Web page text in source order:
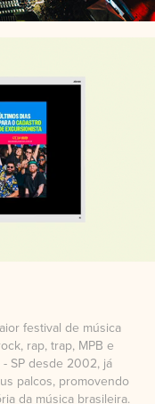
festival de música
rap, trap, MPB e
SP desde 2002, já
palcos, promovendo
da música brasileira.